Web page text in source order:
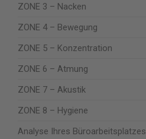
ZONE 3 – Nacken
ZONE 4 – Bewegung
ZONE 5 – Konzentration
ZONE 6 – Atmung
ZONE 7 – Akustik
ZONE 8 – Hygiene
Analyse Ihres Büroarbeitsplatzes